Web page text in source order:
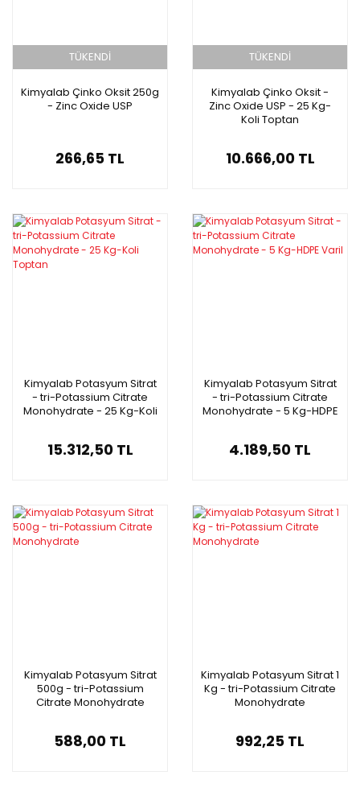
TÜKENDİ
Kimyalab Çinko Oksit 250g
- Zinc Oxide USP
266,65 TL
TÜKENDİ
Kimyalab Çinko Oksit -
Zinc Oxide USP - 25 Kg-
Koli Toptan
10.666,00 TL
Kimyalab Potasyum Sitrat
- tri-Potassium Citrate
Monohydrate - 25 Kg-Koli
15.312,50 TL
Kimyalab Potasyum Sitrat
- tri-Potassium Citrate
Monohydrate - 5 Kg-HDPE
4.189,50 TL
Kimyalab Potasyum Sitrat
500g - tri-Potassium
Citrate Monohydrate
588,00 TL
Kimyalab Potasyum Sitrat 1
Kg - tri-Potassium Citrate
Monohydrate
992,25 TL